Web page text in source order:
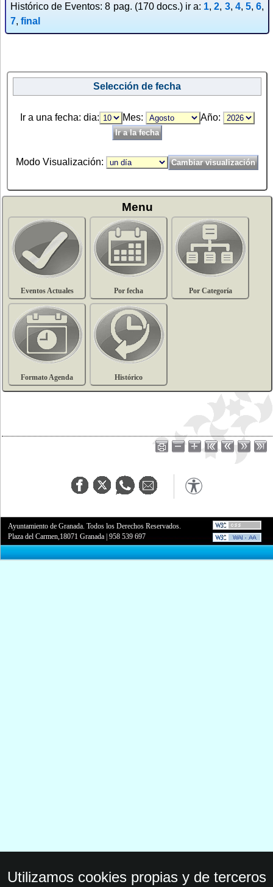
Histórico de Eventos: 8 pag. (170 docs.) ir a: 1,2, 3, 4, 5,6,
7, final
Selección de fecha
Ir a una fecha: dia: Mes: Año:
Modo Visualización:
Menu
Eventos Actuales Por fecha Por Categoría
Formato Agenda Histórico
Ayuntamiento de Granada. Todos los Derechos Reservados.
Plaza del Carmen,18071 Granada |958 539 697
Utilizamos cookies propias y de terceros